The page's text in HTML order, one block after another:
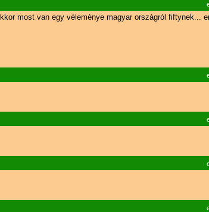
most van egy véleménye magyar országról fiftynek...